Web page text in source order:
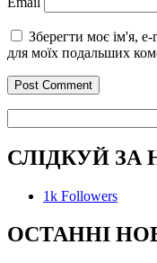
Зберегти моє ім'я, e-
для моїх подальших
СЛІДКУЙ ЗА
1k Followers
ОСТАННІ